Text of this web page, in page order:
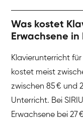
Was kostet
Erwachsene
Klavierunterricht
kostet meist
zwischen 85 € und
Unterricht. Bei
Erwachsene bei 27